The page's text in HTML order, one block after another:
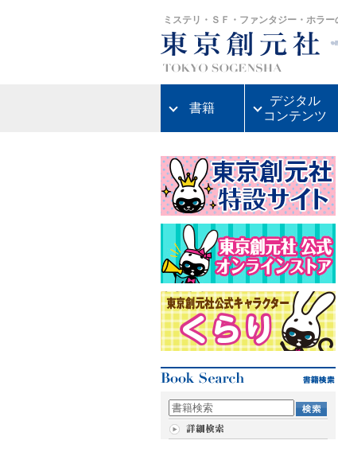
ミステリ・ＳＦ・ファンタジー・ホラー
書籍
デジタル
コンテンツ